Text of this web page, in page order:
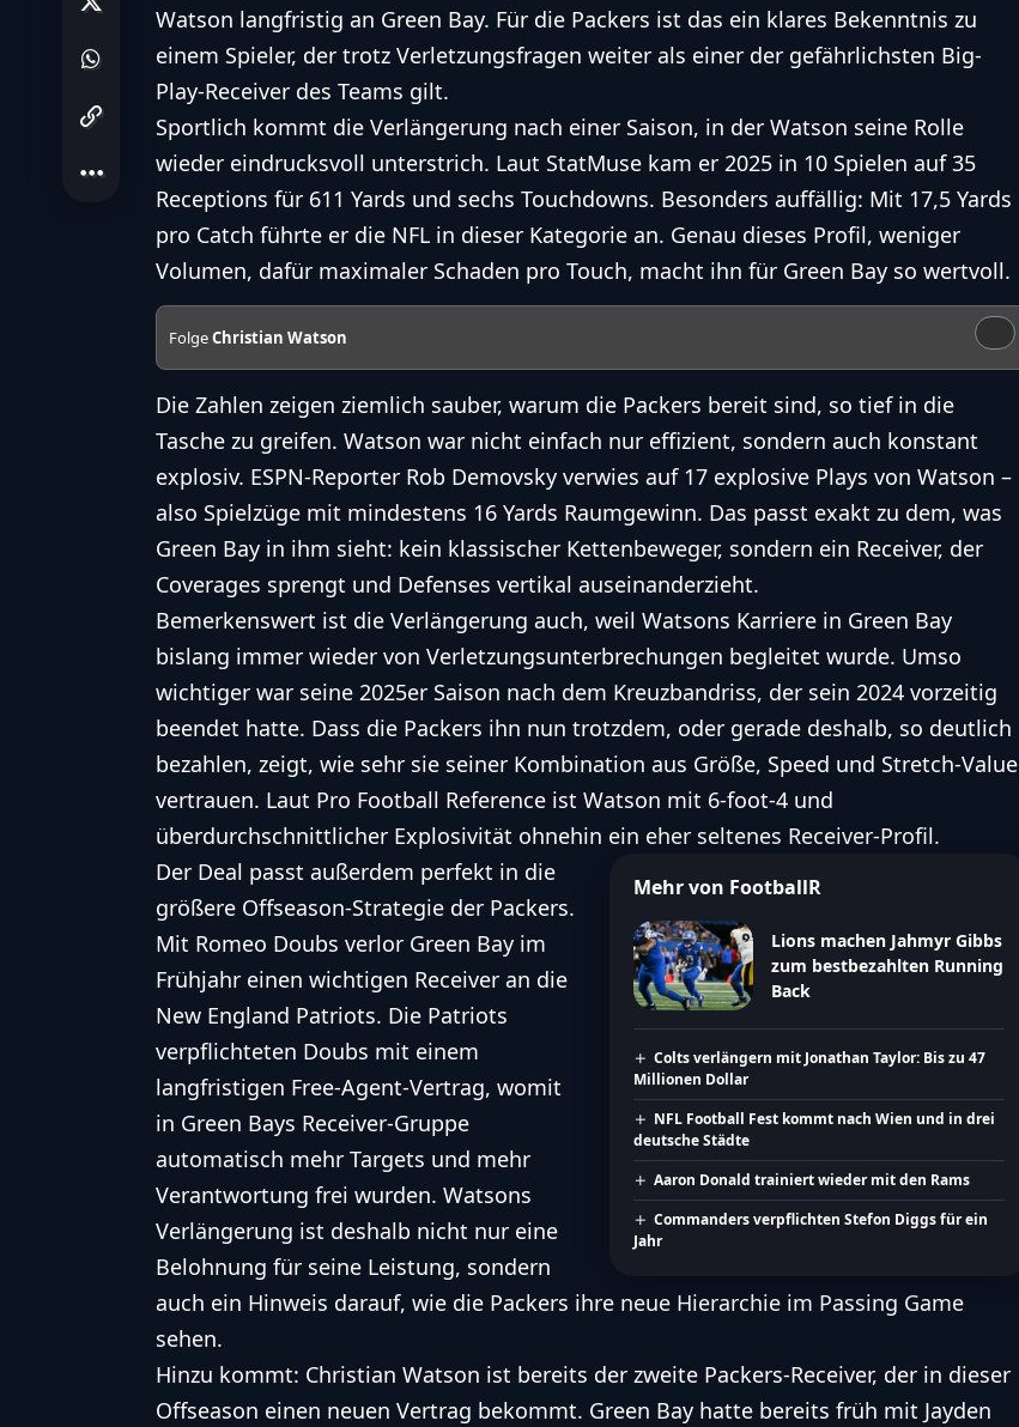
Watson langfristig an Green Bay. Für die Packers ist das ein klares Bekenntnis zu
einem Spieler, der trotz Verletzungsfragen weiter als einer der gefährlichsten Big-
Play-Receiver des Teams gilt.
Sportlich kommt die Verlängerung nach einer Saison, in der Watson seine Rolle
wieder eindrucksvoll unterstrich. Laut StatMuse kam er 2025 in 10 Spielen auf 35
Receptions für 611 Yards und sechs Touchdowns. Besonders auffällig: Mit 17,5 Yards
pro Catch führte er die NFL in dieser Kategorie an. Genau dieses Profil, weniger
Volumen, dafür maximaler Schaden pro Touch, macht ihn für Green Bay so wertvoll.
FolgeChristian Watson
Die Zahlen zeigen ziemlich sauber, warum die Packers bereit sind, so tief in die
Tasche zu greifen. Watson war nicht einfach nur effizient, sondern auch konstant
explosiv. ESPN-Reporter Rob Demovsky verwies auf 17 explosive Plays von Watson –
also Spielzüge mit mindestens 16 Yards Raumgewinn. Das passt exakt zu dem, was
Green Bay in ihm sieht: kein klassischer Kettenbeweger, sondern ein Receiver, der
Coverages sprengt und Defenses vertikal auseinanderzieht.
Bemerkenswert ist die Verlängerung auch, weil Watsons Karriere in Green Bay
bislang immer wieder von Verletzungsunterbrechungen begleitet wurde. Umso
wichtiger war seine 2025er Saison nach dem Kreuzbandriss, der sein 2024 vorzeitig
beendet hatte. Dass die Packers ihn nun trotzdem, oder gerade deshalb, so deutlich
bezahlen, zeigt, wie sehr sie seiner Kombination aus Größe, Speed und Stretch-Value
vertrauen. Laut Pro Football Reference ist Watson mit 6-foot-4 und
überdurchschnittlicher Explosivität ohnehin ein eher seltenes Receiver-Profil.
Mehr von FootballR
Lions machen Jahmyr Gibbs
zum bestbezahlten Running
Back
Colts verlängern mit Jonathan Taylor: Bis zu 47
Millionen Dollar
NFL Football Fest kommt nach Wien und in drei
deutsche Städte
Aaron Donald trainiert wieder mit den Rams
Commanders verpflichten Stefon Diggs für ein
Jahr
Der Deal passt außerdem perfekt in die
größere Offseason-Strategie der Packers.
Mit Romeo Doubs verlor Green Bay im
Frühjahr einen wichtigen Receiver an die
New England Patriots. Die Patriots
verpflichteten Doubs mit einem
langfristigen Free-Agent-Vertrag, womit
in Green Bays Receiver-Gruppe
automatisch mehr Targets und mehr
Verantwortung frei wurden. Watsons
Verlängerung ist deshalb nicht nur eine
Belohnung für seine Leistung, sondern
auch ein Hinweis darauf, wie die Packers ihre neue Hierarchie im Passing Game
sehen.
Hinzu kommt: Christian Watson ist bereits der zweite Packers-Receiver, der in dieser
Offseason einen neuen Vertrag bekommt. Green Bay hatte bereits früh mit Jayden